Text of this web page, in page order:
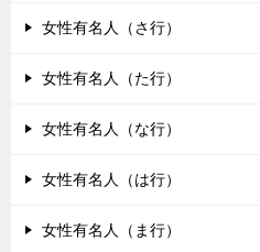
女性有名人（さ行）
女性有名人（た行）
女性有名人（な行）
女性有名人（は行）
女性有名人（ま行）